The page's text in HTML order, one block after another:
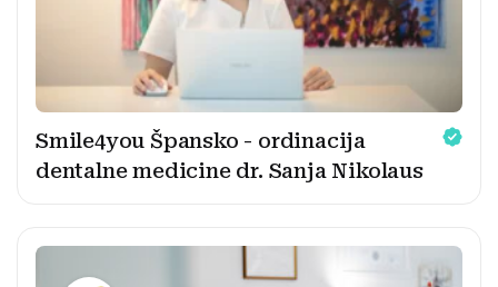
Smile4you Špansko - ordinacija
dentalne medicine dr. Sanja Nikolaus